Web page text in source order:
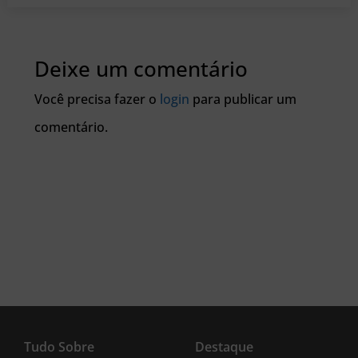
Deixe um comentário
Você precisa fazer o login para publicar um
comentário.
Tudo Sobre Destaque